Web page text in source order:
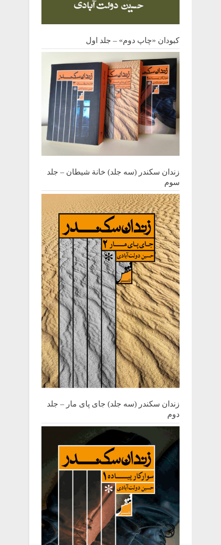
کبودان «چاپ دوم» – جلد اول
زندان سکندر (سه جلد) خانة شیطان – جلد
سوم
زندان سکندر (سه جلد) جای پای مار – جلد
دوم